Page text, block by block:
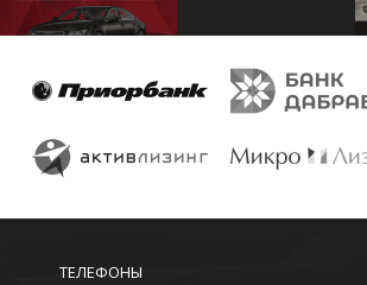
ТЕЛЕФОНЫ